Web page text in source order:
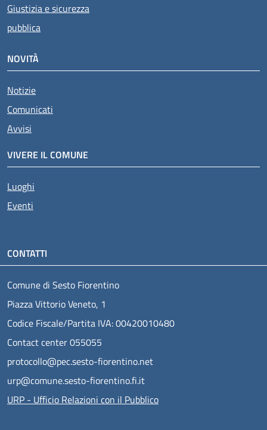
Giustizia e sicurezza
pubblica
NOVITÀ
Notizie
Comunicati
Avvisi
VIVERE IL COMUNE
Luoghi
Eventi
CONTATTI
Comune di Sesto Fiorentino
Piazza Vittorio Veneto, 1
Codice Fiscale/Partita IVA: 00420010480
Contact center 055055
protocollo@pec.sesto-fiorentino.net
urp@comune.sesto-fiorentino.fi.it
URP - Ufficio Relazioni con il Pubblico